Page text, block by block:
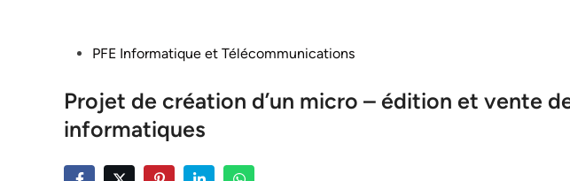
PostedPFE Informatique et Télécommunications
Projet de création d’un micro – édition et vente
informatiques